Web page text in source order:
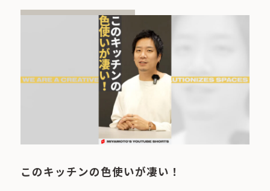
このキッチンの色使いが凄い！